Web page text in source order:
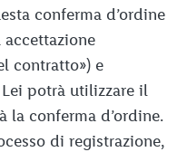
conferma d’ordine
accettazione
contratto») e
potrà utilizzare il
la conferma d’ordine.
di registrazione,